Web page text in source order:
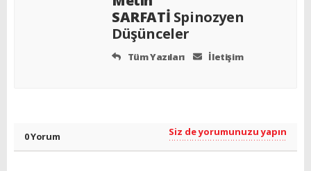
SARFATİ Spinozyen
Düşünceler
Tüm Yazıları İletişim
0 Yorum Siz de yorumunuzu yapın